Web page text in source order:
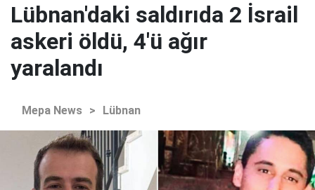
Lübnan'daki saldırıda 2 İsrail
askeri öldü, 4'ü ağır
yaralandı
Mepa News > Lübnan